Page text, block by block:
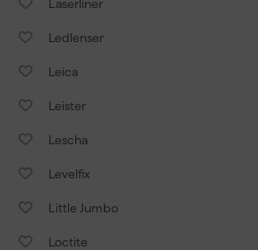
Laserliner
Ledlenser
Leica
Leister
Lescha
Levelfix
Little Jumbo
Loctite